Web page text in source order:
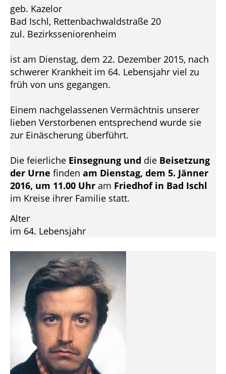
geb. Kazelor
Bad Ischl, Rettenbachwaldstraße 20
zul. Bezirksseniorenheim
ist am Dienstag, dem 22. Dezember 2015, nach
schwerer Krankheit im 64. Lebensjahr viel zu
früh von uns gegangen.
Einem nachgelassenen Vermächtnis unserer
lieben Verstorbenen entsprechend wurde sie
zur Einäscherung überführt.
Die feierliche Einsegnung und die Beisetzung
der Urne finden am Dienstag, dem 5. Jänner
2016, um 11.00 Uhr am Friedhof in Bad Ischl
im Kreise ihrer Familie statt.
Alter
im 64. Lebensjahr